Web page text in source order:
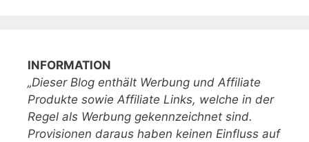
INFORMATION
„Dieser Blog enthält Werbung und Affiliate
Produkte sowie Affiliate Links, welche in der
Regel als Werbung gekennzeichnet sind.
Provisionen daraus haben keinen Einfluss auf